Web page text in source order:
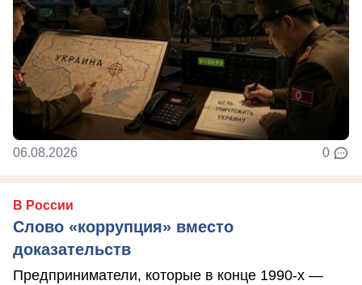
06.08.2026 0
В России
Слово «коррупция» вместо
доказательств
Предприниматели, которые в конце 1990-х —